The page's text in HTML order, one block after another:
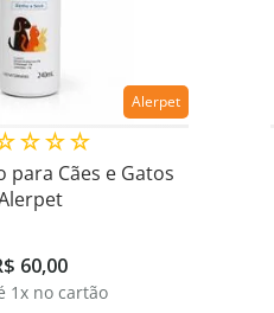
Alerpet
☆☆☆
para Cães e Gatos
60,00
1x no cartão